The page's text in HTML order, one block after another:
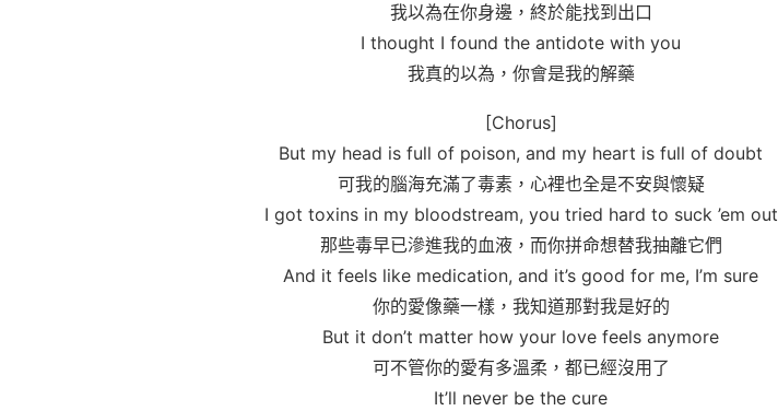
我以為在你身邊，終於能找到出口
I thought I found the antidote with you
我真的以為，你會是我的解藥
[Chorus]
But my head is full of poison, and my heart is full of doubt
可我的腦海充滿了毒素，心裡也全是不安與懷疑
I got toxins in my bloodstream, you tried hard to suck ’em out
那些毒早已滲進我的血液，而你拼命想替我抽離它們
And it feels like medication, and it’s good for me, I’m sure
你的愛像藥一樣，我知道那對我是好的
But it don’t matter how your love feels anymore
可不管你的愛有多溫柔，都已經沒用了
It’ll never be the cure